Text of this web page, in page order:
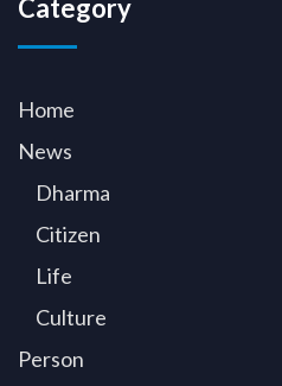
Category
Home
News
Dharma
Citizen
Life
Culture
Person